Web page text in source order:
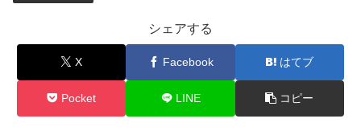
シェアする
X Facebook はてブ
Pocket LINE コピー